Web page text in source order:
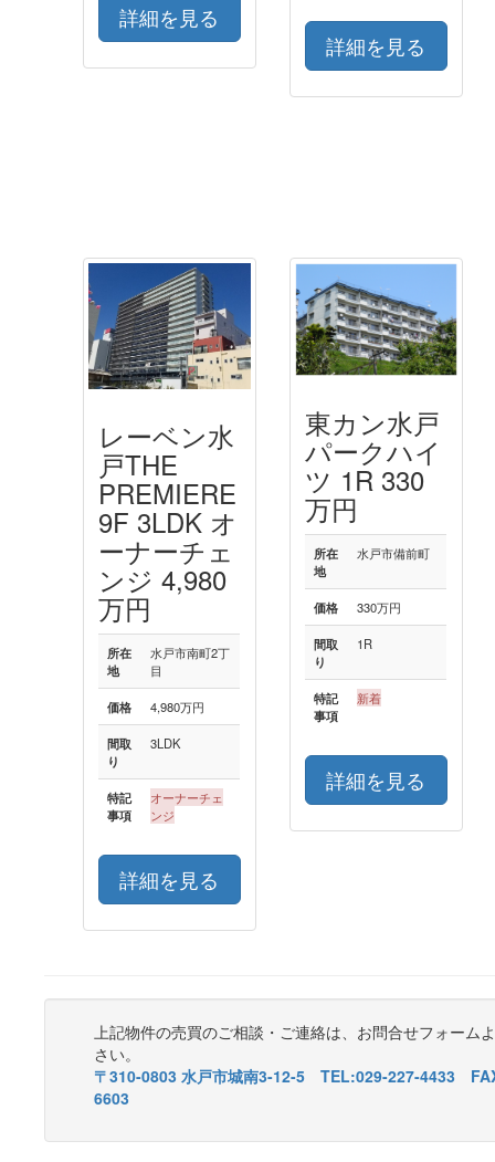
詳細を見る
詳細を見る
レーベン水
戸THE
PREMIERE
9F 3LDK オ
ーナーチェ
ンジ 4,980
万円
所在
地
水戸市南町2丁
目
価格 4,980万円
間取
り
3LDK
特記
事項
オーナーチェ
ンジ
詳細を見る
東カン水戸
パークハイ
ツ 1R 330
万円
所在
地
水戸市備前町
価格 330万円
間取
り
1R
特記
事項
新着
詳細を見る
上記物件の売買のご相談・ご連絡は、お問合せフォーム
さい。
〒310-0803 水戸市城南3-12-5 TEL:029-227-4433
6603